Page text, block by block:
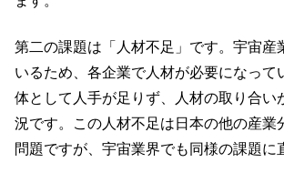
第二の課題は「人材不足」です。宇宙産
いるため、各企業で人材が必要になって
体として人手が足りず、人材の取り合い
況です。この人材不足は日本の他の産業
問題ですが、宇宙業界でも同様の課題に